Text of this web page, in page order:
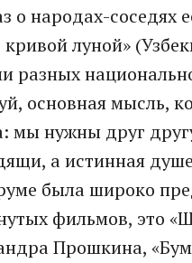
о народах-соседях
кривой луной»
разных
основная мысль,
мы нужны друг
а истинная
была широко
фильмов, это
Прошкина,